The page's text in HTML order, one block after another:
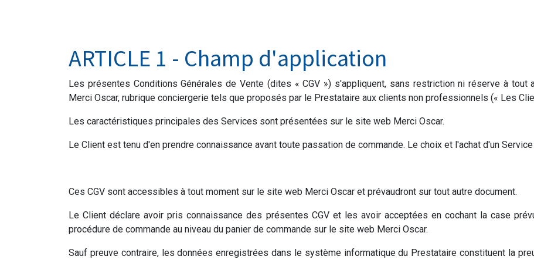
ARTICLE 1 - Champ d'application
Les présentes Conditions Générales de Vente (dites « CGV ») s'appliquent, sans restriction ni réserve à
Merci Oscar, rubrique conciergerie tels que proposés par le Prestataire aux clients non professionnels (« Les
Les caractéristiques principales des Services sont présentées sur le site web Merci Oscar.
Le Client est tenu d'en prendre connaissance avant toute passation de commande. Le choix et l'achat d'un
Ces CGV sont accessibles à tout moment sur le site web Merci Oscar et prévaudront sur tout autre document.
Le Client déclare avoir pris connaissance des présentes CGV et les avoir acceptées en cochant la case
procédure de commande au niveau du panier de commande sur le site web Merci Oscar.
Sauf preuve contraire, les données enregistrées dans le système informatique du Prestataire constituent la